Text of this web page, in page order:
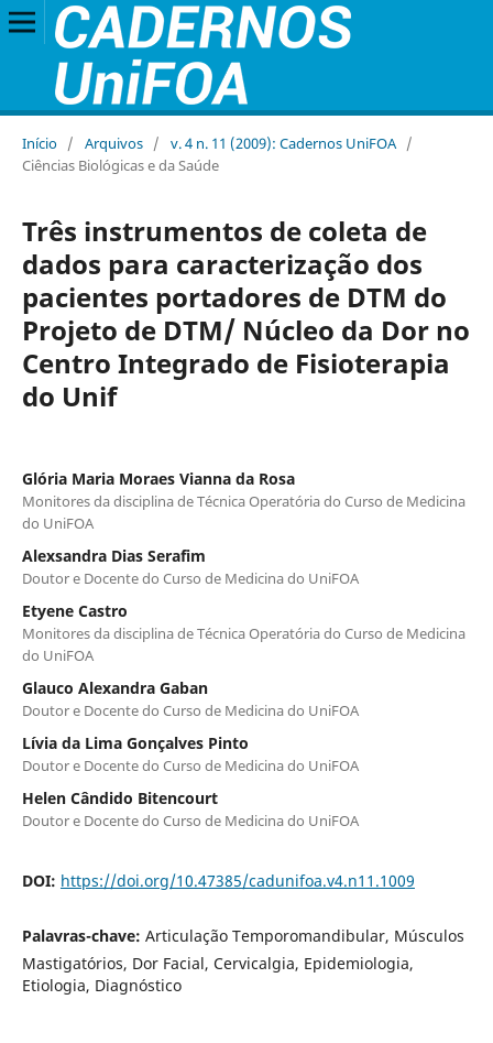
Início / Arquivos / v. 4 n. 11 (2009): Cadernos UniFOA /
Ciências Biológicas e da Saúde
Três instrumentos de coleta de
dados para caracterização dos
pacientes portadores de DTM do
Projeto de DTM/ Núcleo da Dor no
Centro Integrado de Fisioterapia
do Unif
Glória Maria Moraes Vianna da Rosa
Monitores da disciplina de Técnica Operatória do Curso de Medicina
do UniFOA
Alexsandra Dias Serafim
Doutor e Docente do Curso de Medicina do UniFOA
Etyene Castro
Monitores da disciplina de Técnica Operatória do Curso de Medicina
do UniFOA
Glauco Alexandra Gaban
Doutor e Docente do Curso de Medicina do UniFOA
Lívia da Lima Gonçalves Pinto
Doutor e Docente do Curso de Medicina do UniFOA
Helen Cândido Bitencourt
Doutor e Docente do Curso de Medicina do UniFOA
DOI: https://doi.org/10.47385/cadunifoa.v4.n11.1009
Palavras-chave: Articulação Temporomandibular, Músculos
Mastigatórios, Dor Facial, Cervicalgia, Epidemiologia,
Etiologia, Diagnóstico